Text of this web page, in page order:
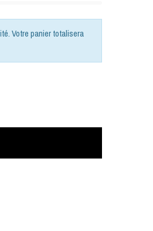
Votre panier totalisera